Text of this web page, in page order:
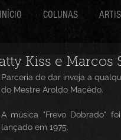
INÍCIO COLUNAS
Kiss e Marcos
Parceria de dar inveja a
do Mestre Aroldo Macêdo.
A música "Frevo Dobrado"
lançado em 1975.